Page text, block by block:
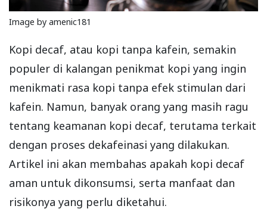
Image by amenic181
Kopi decaf, atau kopi tanpa kafein, semakin
populer di kalangan penikmat kopi yang ingin
menikmati rasa kopi tanpa efek stimulan dari
kafein. Namun, banyak orang yang masih ragu
tentang keamanan kopi decaf, terutama terkait
dengan proses dekafeinasi yang dilakukan.
Artikel ini akan membahas apakah kopi decaf
aman untuk dikonsumsi, serta manfaat dan
risikonya yang perlu diketahui.